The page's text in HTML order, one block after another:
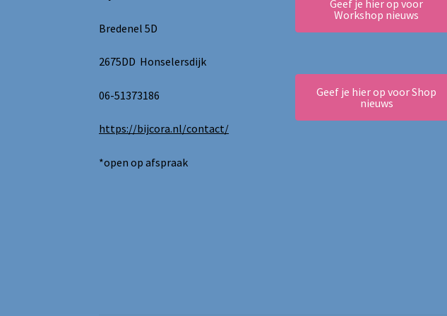
Bredenel 5D
2675DD Honselersdijk
06-51373186
https://bijcora.nl/contact/
*open op afspraak
Geef je hier op voor
Workshop nieuws
Geef je hier op voor Shop
nieuws